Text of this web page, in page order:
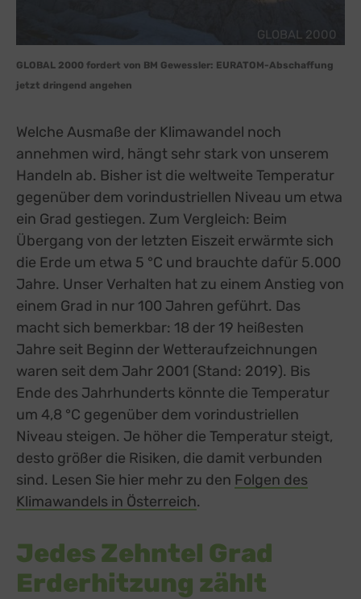
GLOBAL 2000
GLOBAL 2000 fordert von BM Gewessler: EURATOM-Abschaffung
jetzt dringend angehen
Welche Ausmaße der Klimawandel noch
annehmen wird, hängt sehr stark von unserem
Handeln ab. Bisher ist die weltweite Temperatur
gegenüber dem vorindustriellen Niveau um etwa
ein Grad gestiegen. Zum Vergleich: Beim
Übergang von der letzten Eiszeit erwärmte sich
die Erde um etwa 5 °C und brauchte dafür 5.000
Jahre. Unser Verhalten hat zu einem Anstieg von
einem Grad in nur 100 Jahren geführt. Das
macht sich bemerkbar: 18 der 19 heißesten
Jahre seit Beginn der Wetteraufzeichnungen
waren seit dem Jahr 2001 (Stand: 2019). Bis
Ende des Jahrhunderts könnte die Temperatur
um 4,8 °C gegenüber dem vorindustriellen
Niveau steigen. Je höher die Temperatur steigt,
desto größer die Risiken, die damit verbunden
sind. Lesen Sie hier mehr zu den Folgen des
Klimawandels in Österreichexternal link, opens in a
.
Jedes Zehntel Grad
Erderhitzung zählt